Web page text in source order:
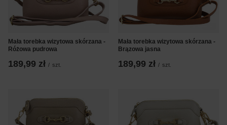
Mała torebka wizytowa skórzana -
Różowa pudrowa
189,99 zł / szt.
Mała torebka wizytowa skórzana -
Brązowa jasna
189,99 zł / szt.